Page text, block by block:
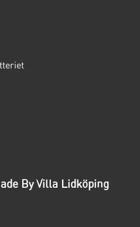
By Villa Lidköping